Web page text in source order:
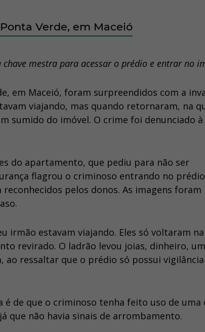
Verde, em Maceió
mestra para acessar o prédio e entrar no
em Maceió, foram surpreendidos com a
viajando, mas quando retornaram, na
sumido do imóvel. O crime foi denunciado à
do apartamento, que pediu para não ser
flagrou o criminoso entrando no
pelos donos. As imagens foram
irmão estavam viajando. Eles só voltaram na
revirado. O ladrão levou joias, dinheiro, um
ao ressaltar que o prédio só possui vigilância
de que o criminoso tenha feito uso de uma
que não havia sinais de arrombamento.